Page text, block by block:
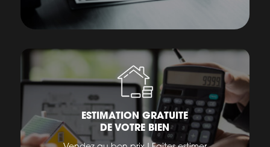
ESTIMATION GRATUITE
DE VOTRE BIEN